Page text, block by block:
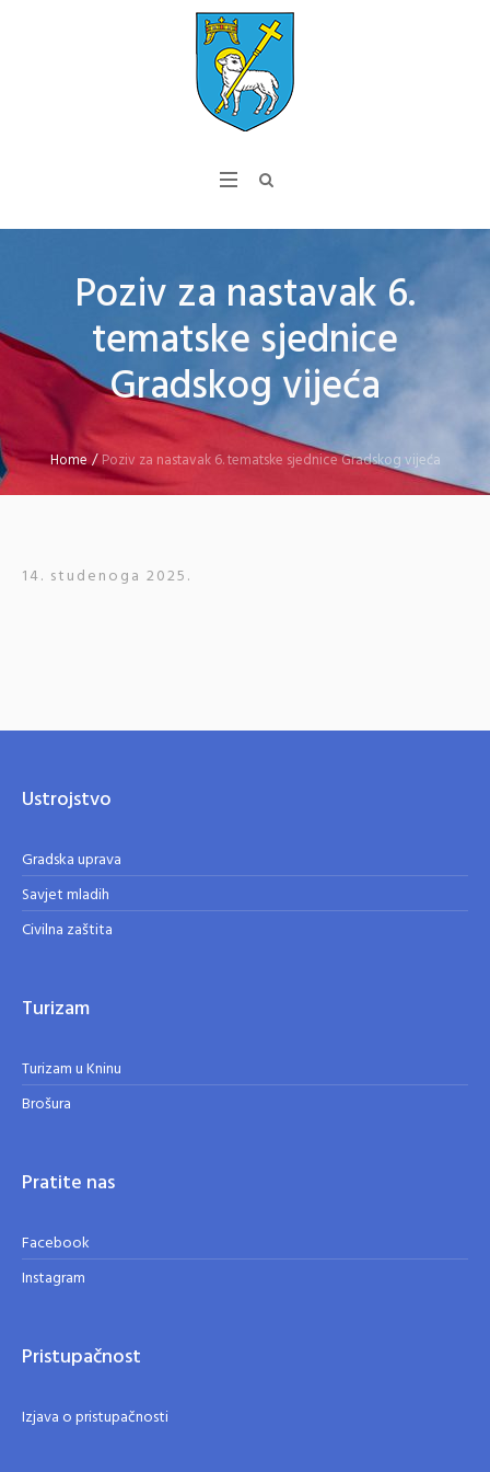
Poziv za nastavak 6.
tematske sjednice
Gradskog vijeća
Home/Poziv za nastavak 6. tematske sjednice Gradskog vijeća
14. studenoga 2025.
Ustrojstvo
Gradska uprava
Savjet mladih
Civilna zaštita
Turizam
Turizam u Kninu
Brošura
Pratite nas
Facebook
Instagram
Pristupačnost
Izjava o pristupačnosti